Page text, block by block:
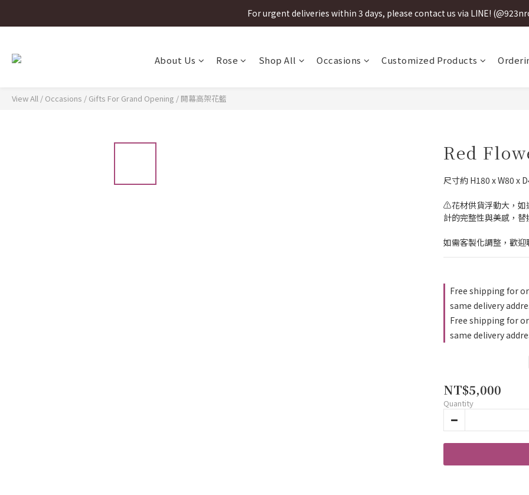
For urgent deliveries within 3 days, please contact us via LINE!
For urgent deliveries within 3 days, please contact us via LINE!
For urgent deliveries within 3 days, please contact us via LINE!
About Us Rose Shop All Occasions Customized Products
View All / Occasions / Gifts For Grand Opening / 開幕高架花籃
Red
尺寸約 H180 x W80 x
⚠️花材供貨浮動大，如
計的完整性與美感，
如需客製化調整，歡
Free shipping for
same delivery
Free shipping for
same delivery
NT$5,000
Quantity